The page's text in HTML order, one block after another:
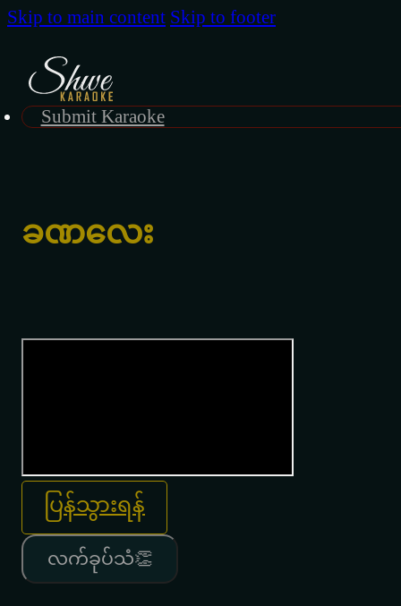
Skip to main content Skip to footer
Submit Karaoke
ခဏလေး
ပြန်သွားရန်
လက်ခုပ်သံ👏